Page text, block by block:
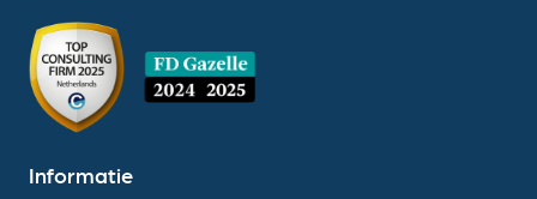
Informatie